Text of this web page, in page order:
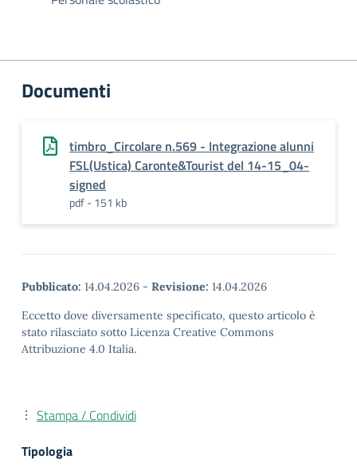
Documenti
timbro_Circolare n.569 - Integrazione alunni
FSL(Ustica) Caronte&Tourist del 14-15_04-
signed
pdf - 151 kb
Pubblicato: 14.04.2026 - Revisione: 14.04.2026
Eccetto dove diversamente specificato, questo articolo è
stato rilasciato sotto Licenza Creative Commons
Attribuzione 4.0 Italia.
Stampa / Condividi
Tipologia